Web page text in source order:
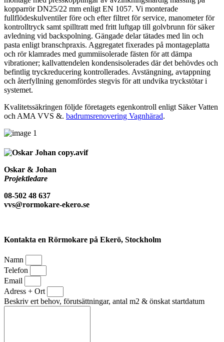
kopparrör DN25/22 mm enligt EN 1057. Vi monterade
fullflödeskulventiler före och efter filtret för service, manometer för
kontrolltryck samt spilltratt med fritt luftgap till golvbrunn för säker
avledning vid backspolning. Gängade delar tätades med lin och
pasta enligt branschpraxis. Aggregatet fixerades på montageplatta
och rör klamrades med gummiisolerade fästen för att dämpa
vibrationer; kallvattendelen kondensisolerades där det behövdes och
befintlig tryckreducering kontrollerades. Avstängning, avtappning
och återfyllning genomfördes stegvis för att undvika tryckstötar i
systemet.
Kvalitetssäkringen följde företagets egenkontroll enligt Säker Vatten
och AMA VVS &. badrumsrenovering Vagnhärad.
Oskar & Johan
Projektledare
08-502 48 637
vvs@rormokare-ekero.se
Kontakta en Rörmokare på Ekerö, Stockholm
Namn
Telefon
Email
Adress + Ort
Beskriv ert behov, förutsättningar, antal m2 & önskat startdatum